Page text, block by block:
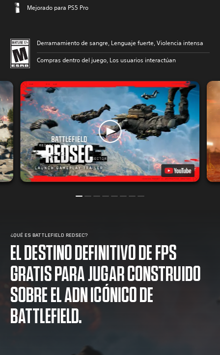
Mejorado para PS5 Pro
Derramamiento de sangre, Lenguaje fuerte, Violencia intensa
Compras dentro del juego, Los usuarios interactúan
¿QUÉ ES BATTLEFIELD REDSEC?
EL DESTINO DEFINITIVO DE FPS
GRATIS PARA JUGAR CONSTRUIDO
SOBRE EL ADN ICÓNICO DE
BATTLEFIELD.